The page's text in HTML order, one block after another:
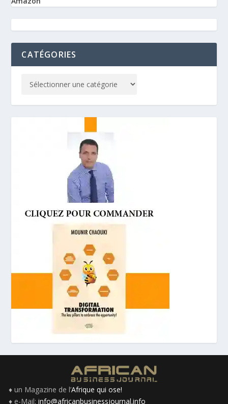
CATÉGORIES
♦ un Magazine de l’Afrique qui ose!
♦ e-Mail: info@africanbusinessjournal.info